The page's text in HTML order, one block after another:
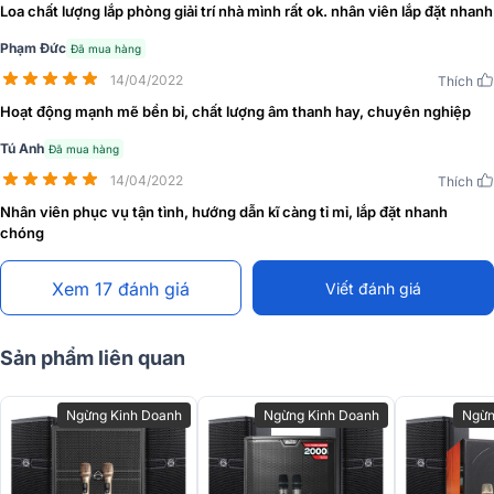
Cấu tạo của củ loa gồm 1 bass 25cm và 1 treble 2,5cm giúp tái tạo
âm thanh full 2 đường tiếng đầy đủ, rõ ràng. Công suất 300-1200W
mang đến chất âm mạnh mẽ, bùng nổ, chơi tốt được nhiều dòng
Được ứng dụng công nghệ chế tác hiện đại, độc quyền hàng đầu
của Wharfedale, loa đạt được chất lượng lý tưởng, độ bền cao. Bạn
có thể phối ghép dễ dàng Anglo E10 với các thiết bị âm thanh khác
để tạo thành dàn karaoke chất lượng.
Loại hệ thống
2 chiều thụ động
Đáp ứng tần số (+/- 3dB)
60Hz - 20kHz
Độ nhạy 2.83v / 1m
95dB
Loa chất lượng lắp phòng giải trí nhà mình rất ok. nhân viên lắp đặt nhanh
Phạm Đức Đã mua hàng
14/04/2022 Thích
Hoạt động mạnh mẽ bền bỉ, chất lượng âm thanh hay, chuyên nghiệp
Tú Anh Đã mua hàng
14/04/2022 Thích
Nhân viên phục vụ tận tình, hướng dẫn kĩ càng tỉ mỉ, lắp đặt nhanh
chóng
Xem 17 đánh giá Viết đánh giá
Sản phẩm liên quan
Ngừng Kinh Doanh Ngừng Kinh Doanh